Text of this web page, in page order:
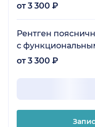
от 3 300 ₽
Рентген
с
от 3 300 ₽